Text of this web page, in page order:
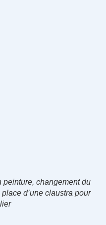
peinture, changement du
d’une claustra pour